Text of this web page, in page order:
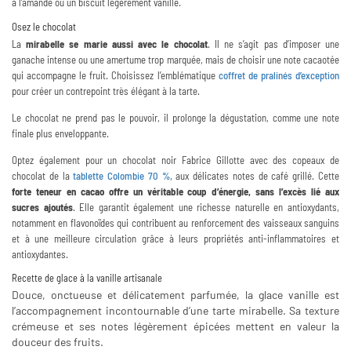
Osez le chocolat
Lamirabelle se marie aussi avec le chocolat. Il ne s’agit pas d’imposer une
ganache intense ou une amertume trop marquée, mais de choisir une note cacaotée
qui accompagne le fruit. Choisissez l’emblématique coffret de pralinés d’exception
pour créer un contrepoint très élégant à la tarte.
Le chocolat ne prend pas le pouvoir, il prolonge la dégustation, comme une note
finale plus enveloppante.
Optez également pour un chocolat noir Fabrice Gillotte avec des copeaux de
chocolat de latablette Colombie 70 %, aux délicates notes de café grillé. Cette
forte teneur en cacao offre un véritable coup d’énergie, sans l’excès lié aux
sucres ajoutés. Elle garantit également une richesse naturelle en antioxydants,
notamment en flavonoïdes qui contribuent au renforcement des vaisseaux sanguins
et à une meilleure circulation grâce à leurs propriétés anti-inflammatoires et
antioxydantes.
Recette de glace à la vanille artisanale
Douce, onctueuse et délicatement parfumée, la glace vanille est
l’accompagnement incontournable d’une tarte mirabelle. Sa texture
crémeuse et ses notes légèrement épicées mettent en valeur la
douceur des fruits.